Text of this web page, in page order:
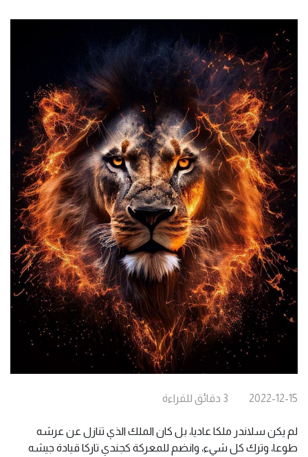
2022-12-15
3 دقائق للقراءة
لم يكن سلاندر ملكا عاديا، بل كان الملك الذي تنازل عن عرشه
طوعا، وترك كل شيء، وانضم للمعركة كجندي تاركا قيادة جيشه